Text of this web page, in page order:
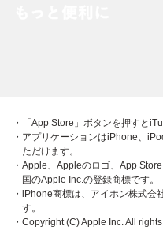
・「App Store」ボタンを押すと
・アプリケーションはiPhone、
ただけます。
・Apple、Appleのロゴ、App
国のApple Inc.の登録商標です。
・iPhone商標は、アイホン株式会
す。
・Copyright (C) Apple Inc. All